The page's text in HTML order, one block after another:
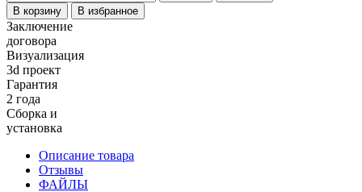
В корзину В избранное
Заключение
договора
Визуализация
3d проект
Гарантия
2 года
Сборка и
установка
Описание товара
Отзывы
ФАЙЛЫ